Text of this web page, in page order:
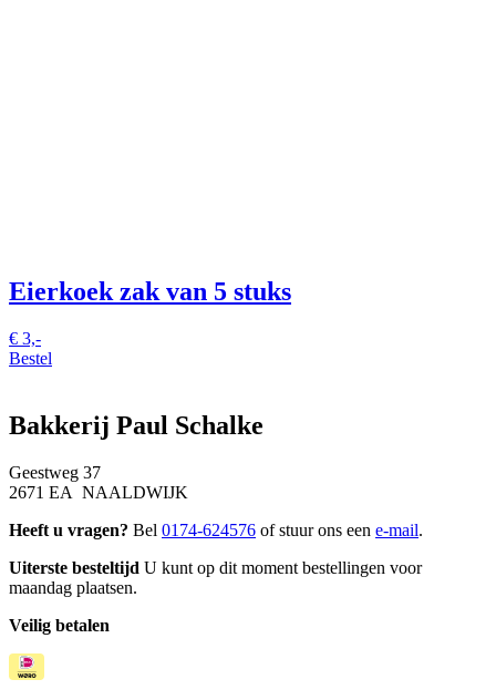
Eierkoek zak van 5 stuks
€ 3,-
Bestel
Bakkerij Paul Schalke
Geestweg 37
2671 EA NAALDWIJK
Heeft u vragen? Bel 0174-624576 of stuur ons een e-mail.
Uiterste besteltijd U kunt op dit moment bestellingen voor
maandag plaatsen.
Veilig betalen